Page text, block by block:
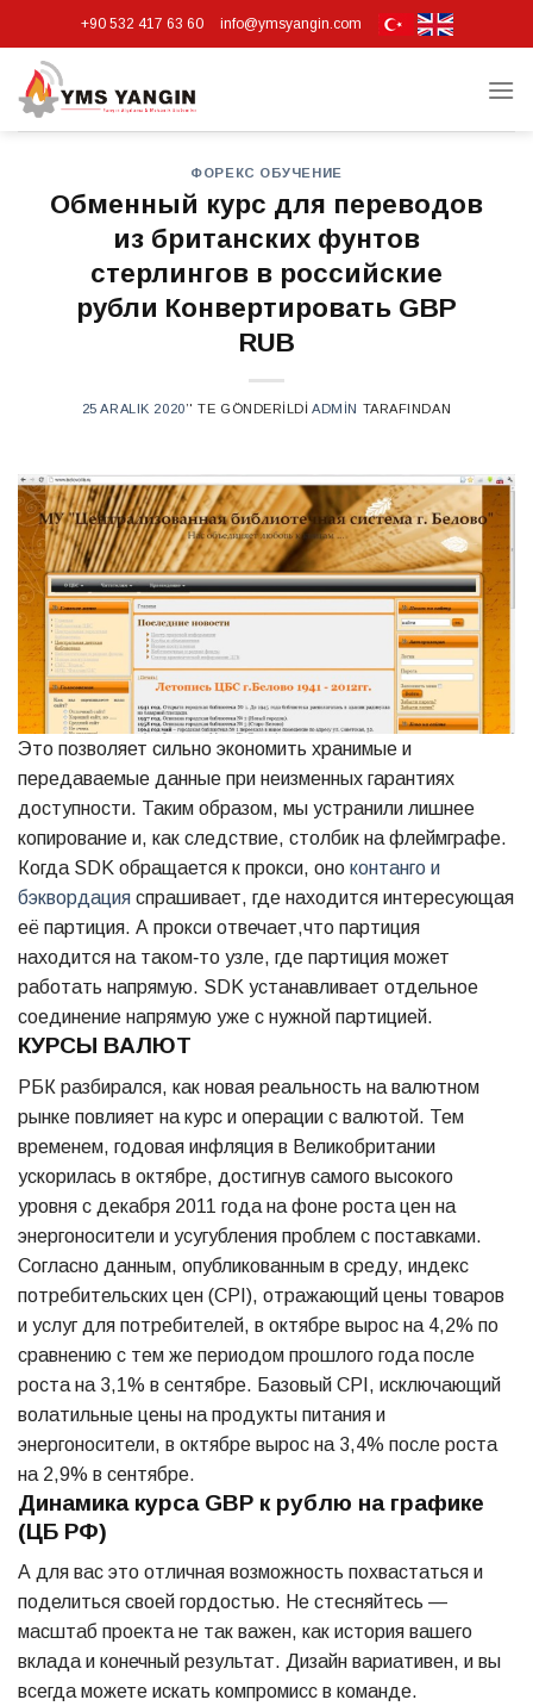
to
content
+90 532 417 63 60 info@ymsyangin.com
ФОРЕКС ОБУЧЕНИЕ
Обменный курс для переводов
из британских фунтов
стерлингов в российские
рубли Конвертировать GBP
RUB
25 ARALIK 2020’' TE GÖNDERILDI ADMIN TARAFINDAN
Это позволяет сильно экономить хранимые и
передаваемые данные при неизменных гарантиях
доступности. Таким образом, мы устранили лишнее
копирование и, как следствие, столбик на флеймграфе.
Когда SDK обращается к прокси, оно контанго и
бэквордация спрашивает, где находится интересующая
её партиция. А прокси отвечает,что партиция
находится на таком‑то узле, где партиция может
работать напрямую. SDK устанавливает отдельное
соединение напрямую уже с нужной партицией.
КУРСЫ ВАЛЮТ
РБК разбирался, как новая реальность на валютном
рынке повлияет на курс и операции с валютой. Тем
временем, годовая инфляция в Великобритании
ускорилась в октябре, достигнув самого высокого
уровня с декабря 2011 года на фоне роста цен на
энергоносители и усугубления проблем с поставками.
Согласно данным, опубликованным в среду, индекс
потребительских цен (CPI), отражающий цены товаров
и услуг для потребителей, в октябре вырос на 4,2% по
сравнению с тем же периодом прошлого года после
роста на 3,1% в сентябре. Базовый CPI, исключающий
волатильные цены на продукты питания и
энергоносители, в октябре вырос на 3,4% после роста
на 2,9% в сентябре.
Динамика курса GBP к рублю на графике
(ЦБ РФ)
А для вас это отличная возможность похвастаться и
поделиться своей гордостью. Не стесняйтесь —
масштаб проекта не так важен, как история вашего
вклада и конечный результат. Дизайн вариативен, и вы
всегда можете искать компромисс в команде.